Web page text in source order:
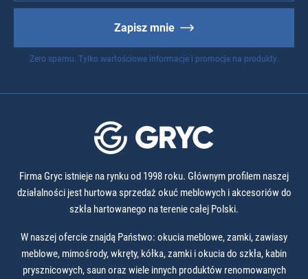
Zapisz mnie
Zero spamu. Tylko wartościowe informacje i promocje na produkty.
Firma Gryc istnieje na rynku od 1998 roku. Głównym profilem naszej
działalności jest hurtowa sprzedaż okuć meblowych i akcesoriów do
szkła hartowanego na terenie całej Polski.
W naszej ofercie znajdą Państwo: okucia meblowe, zamki, zawiasy
meblowe, mimośrody, wkręty, kółka, zamki i okucia do szkła, kabin
prysznicowych, saun oraz wiele innych produktów renomowanych